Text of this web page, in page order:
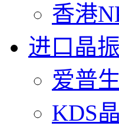
香港
进口晶振
爱普
KDS